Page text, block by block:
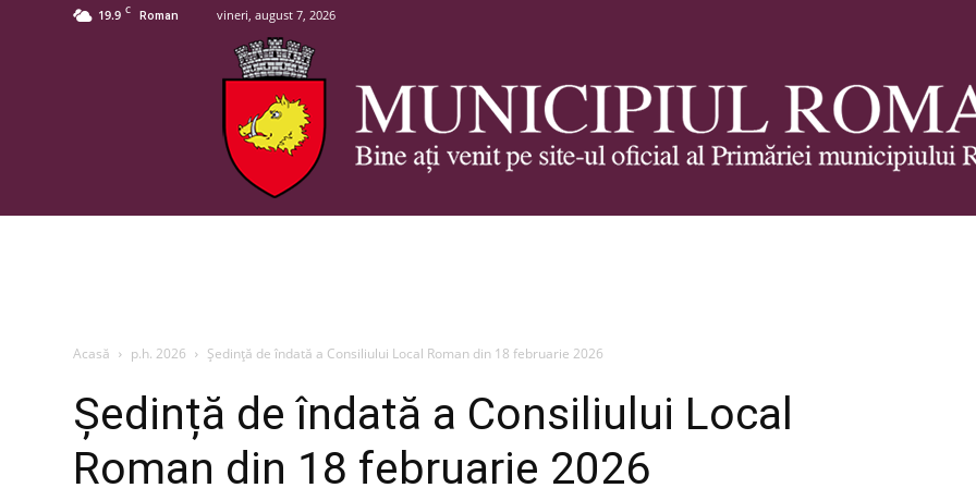
19.9 C Roman vineri, august 7, 2026
Roman
Acasă p.h. 2026 Ședință de îndată a Consiliului Local Roman din 18 februarie 2026
Ședință de îndată a Consiliului Local
Roman din 18 februarie 2026